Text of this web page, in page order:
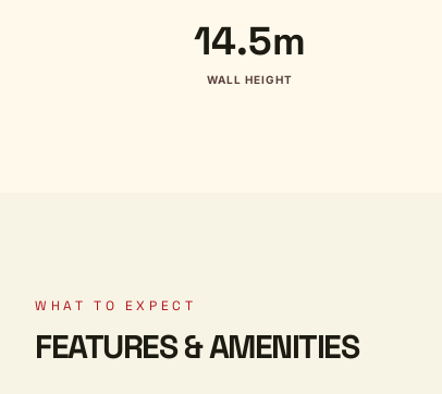
14.5m
WALL HEIGHT
WHAT TO EXPECT
FEATURES & AMENITIES